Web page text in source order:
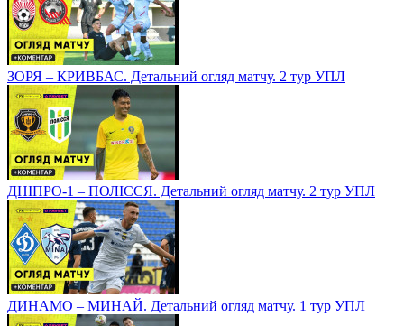
ЗОРЯ – КРИВБАС. Детальний огляд матчу. 2 тур УПЛ
ДНІПРО-1 – ПОЛІССЯ. Детальний огляд матчу. 2 тур УПЛ
ДИНАМО – МИНАЙ. Детальний огляд матчу. 1 тур УПЛ